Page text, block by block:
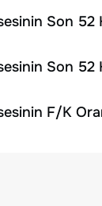
Son
Son
F/K